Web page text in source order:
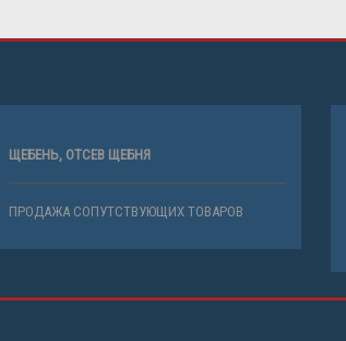
ЩЕБЕНЬ, ОТСЕВ ЩЕБНЯ
ПРОДАЖА СОПУТСТВУЮЩИХ ТОВАРОВ